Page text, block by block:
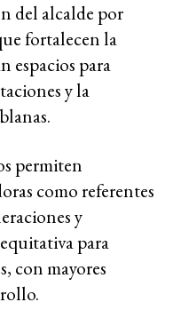
del alcalde por
fortalecen la
espacios para
y la
permiten
como referentes
y
para
con mayores